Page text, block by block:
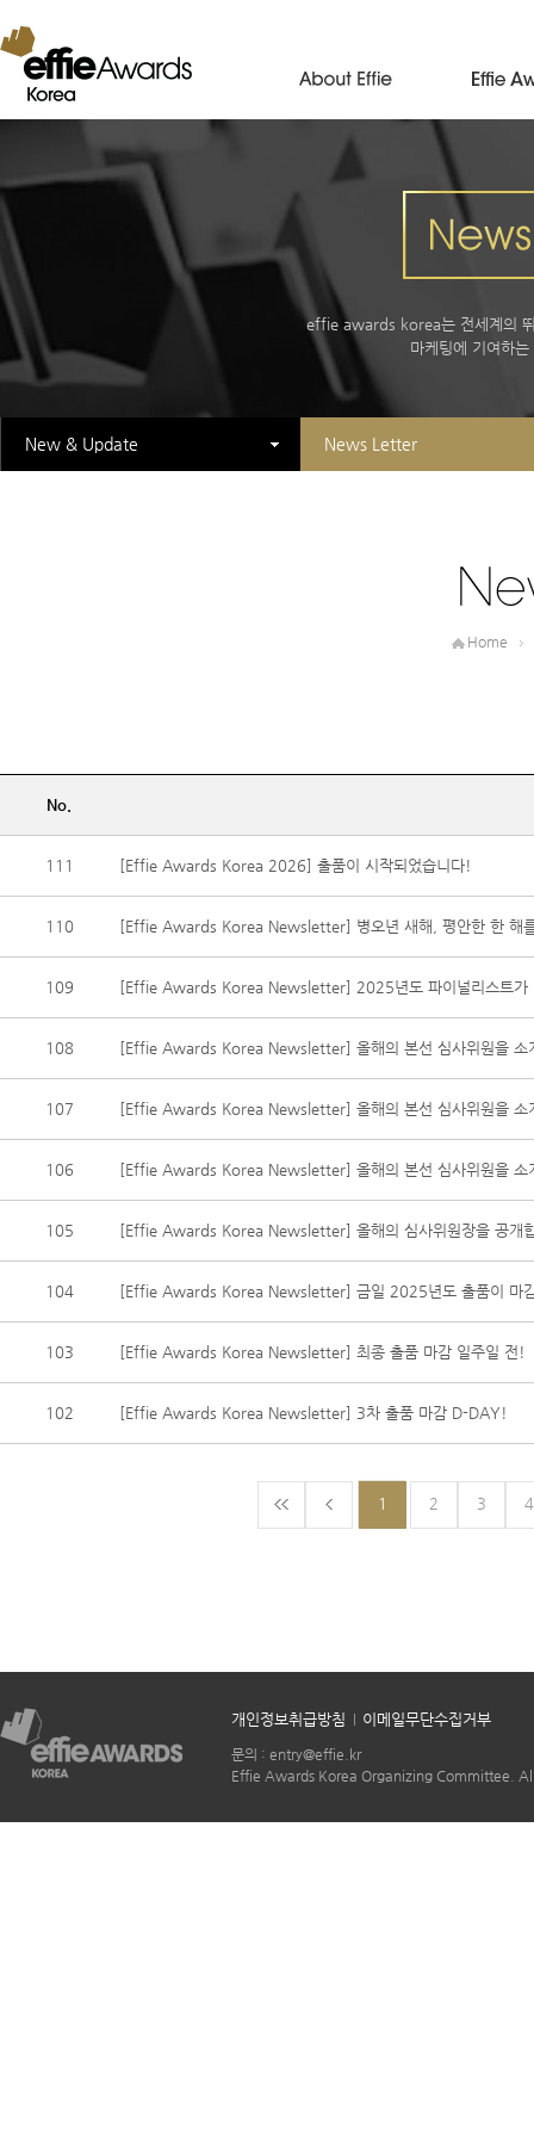
effie awards korea는 전세계의
마케팅에 기여하
New & Update News Letter
Home
No.
111 [Effie Awards Korea 2026] 출품이 시작되었습니다!
110 [Effie Awards Korea Newsletter] 병오년 새해, 평안한 한 해
109 [Effie Awards Korea Newsletter] 2025년도 파이널리스트가
108 [Effie Awards Korea Newsletter] 올해의 본선 심사위원을 소
107 [Effie Awards Korea Newsletter] 올해의 본선 심사위원을 소
106 [Effie Awards Korea Newsletter] 올해의 본선 심사위원을 소
105 [Effie Awards Korea Newsletter] 올해의 심사위원장을 공개
104 [Effie Awards Korea Newsletter] 금일 2025년도 출품이 마
103 [Effie Awards Korea Newsletter] 최종 출품 마감 일주일 전!
102 [Effie Awards Korea Newsletter] 3차 출품 마감 D-DAY!
1 2 3 4
개인정보취급방침 이메일무단수집거부
문의 : entry@effie.kr
Effie Awards Korea Organizing Committee.